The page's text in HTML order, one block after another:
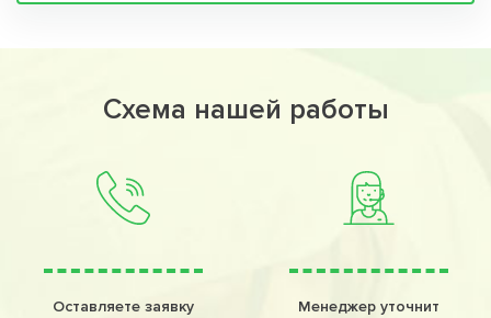
Схема нашей работы
Оставляете заявку
Менеджер уточнит